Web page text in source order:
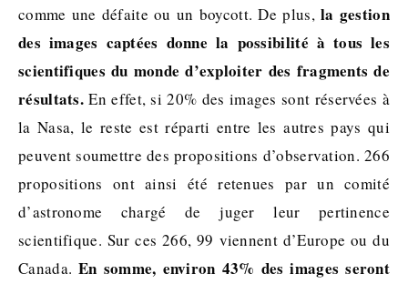
comme une défaite ou un boycott. De plus,la gestion
des images captées donne la possibilité à tous les
scientifiques du monde d’exploiter des fragments de
résultats. En effet, si 20% des images sont réservées à
la Nasa, le reste est réparti entre les autres pays qui
peuvent soumettre des propositions d’observation. 266
propositions ont ainsi été retenues par un comité
d’astronome chargé de juger leur pertinence
scientifique. Sur ces 266, 99 viennent d’Europe ou du
Canada.En somme, environ 43% des images seront